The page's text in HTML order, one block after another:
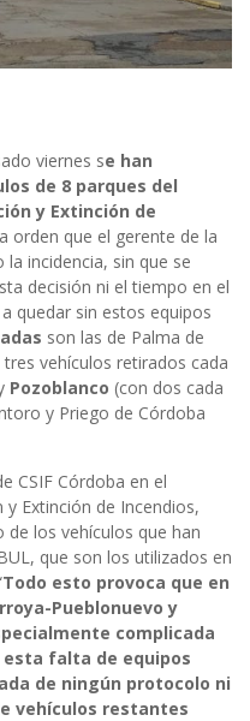
viernes se han
de 8 parques del
y Extinción de
orden que el gerente de la
incidencia, sin que se
decisión ni el tiempo en el
quedar sin estos equipos
son las de Palma de
vehículos retirados cada
Pozoblanco (con dos cada
y Priego de Córdoba
CSIF Córdoba en el
Extinción de Incendios,
de los vehículos que han
que son los utilizados en
Todo esto provoca que en
Pueblonuevo y
complicada
falta de equipos
de ningún protocolo ni
vehículos restantes